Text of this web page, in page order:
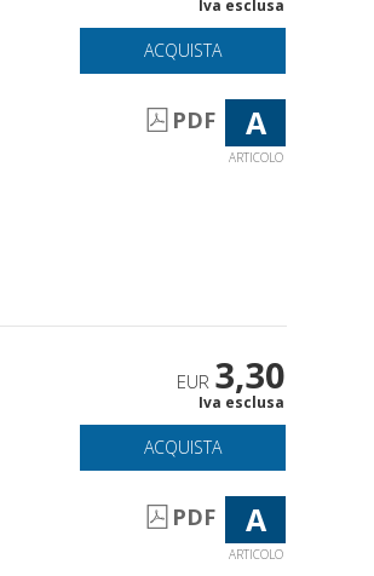
Iva esclusa
ACQUISTA
PDF A
ARTICOLO
EUR 3,30
Iva esclusa
ACQUISTA
PDF A
ARTICOLO